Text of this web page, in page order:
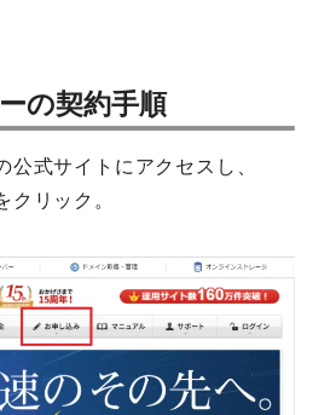
の契約手順
公式サイトにアクセスし、
クリック。